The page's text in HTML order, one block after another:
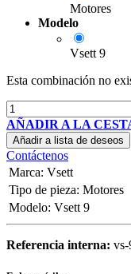
Motores
Modelo
Vsett 9
Esta combinación no
AÑADIR A LA
Añadir a lista de deseos
Contáctenos
Marca: Vsett
Tipo de pieza: Motores
Modelo: Vsett 9
Referencia interna: